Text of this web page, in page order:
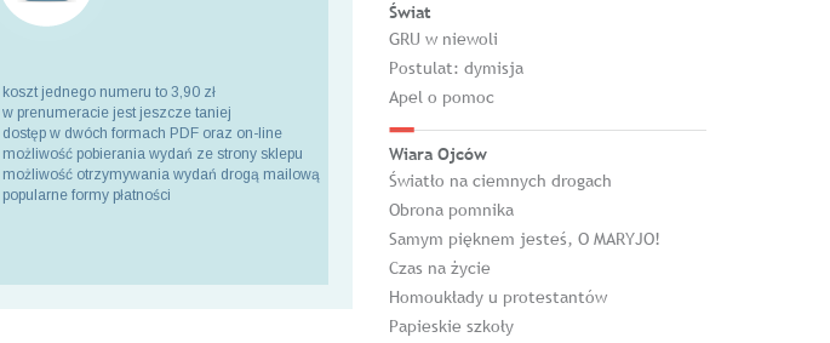
koszt jednego numeru to 3,90 zł
w prenumeracie jest jeszcze taniej
dostęp w dwóch formach PDF oraz on-line
możliwość pobierania wydań ze strony sklepu
możliwość otrzymywania wydań drogą mailową
popularne formy płatności
Świat
GRU w niewoli
Postulat: dymisja
Apel o pomoc
Wiara Ojców
Światło na ciemnych drogach
Obrona pomnika
Samym pięknem jesteś, O MARYJO!
Czas na życie
Homoukłady u protestantów
Papieskie szkoły